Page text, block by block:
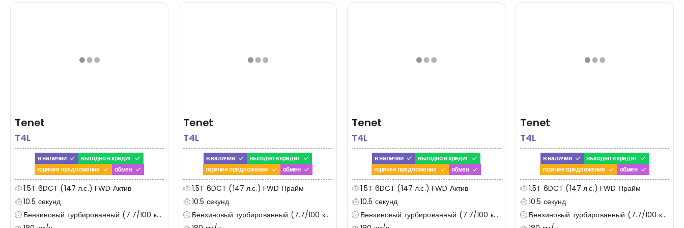
Tenet
T4L
в наличии
выгодно в кредит
горячее предложение
обмен
1.5T 6DCT (147 л.с.) FWD Актив
10.5 секунд
Бензиновый турбированный (7.7/100 км)
Tenet
T4L
в наличии
выгодно в кредит
горячее предложение
обмен
1.5T 6DCT (147 л.с.) FWD Прайм
10.5 секунд
Бензиновый турбированный (7.7/100 км)
Tenet
T4L
в наличии
выгодно в кредит
горячее предложение
обмен
1.5T 6DCT (147 л.с.) FWD Актив
10.5 секунд
Бензиновый турбированный (7.7/100 км)
Tenet
T4L
в наличии
выгодно в кредит
горячее предложение
обмен
1.5T 6DCT (147 л.с.) FWD Прайм
10.5 секунд
Бензиновый турбированный (7.7/100 км)